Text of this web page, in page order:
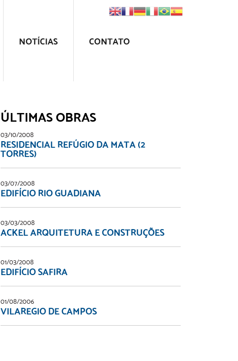
NOTÍCIAS CONTATO
ÚLTIMAS OBRAS
03/10/2008
RESIDENCIAL REFÚGIO DA MATA (2
TORRES)
03/07/2008
EDIFÍCIO RIO GUADIANA
03/03/2008
ACKEL ARQUITETURA E CONSTRUÇÕES
01/03/2008
EDIFÍCIO SAFIRA
01/08/2006
VILAREGIO DE CAMPOS